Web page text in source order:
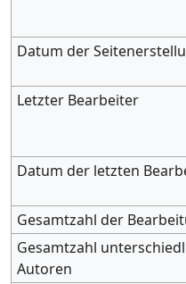
Datum der
Letzter Bearbeiter
Datum der letzten
Gesamtzahl der
Gesamtzahl
Autoren